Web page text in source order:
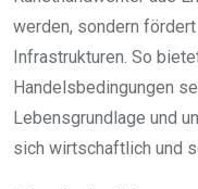
werden, sondern
Infrastrukturen. So
Handelsbedingungen
Lebensgrundlage und
sich wirtschaftlich und